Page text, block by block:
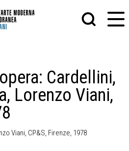
PITTURA
SCULTURA
STAMPA
FOTOGRAFIA
Cardellini,
Lorenzo Viani,
Viani, CP&S, Firenze, 1978